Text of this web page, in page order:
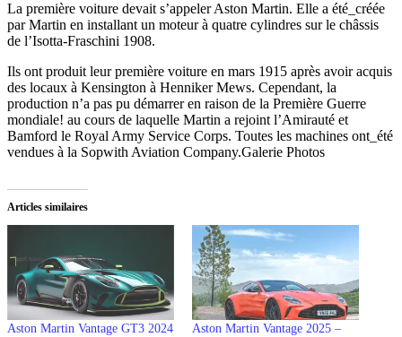
La première voiture devait s’appeler Aston Martin. Elle a été_créée
par Martin en installant un moteur à quatre cylindres sur le châssis
de l’Isotta-Fraschini 1908.
Ils ont produit leur première voiture en mars 1915 après avoir acquis
des locaux à Kensington à Henniker Mews. Cependant, la
production n’a pas pu démarrer en raison de la Première Guerre
mondiale! au cours de laquelle Martin a rejoint l’Amirauté et
Bamford le Royal Army Service Corps. Toutes les machines ont_été
vendues à la Sopwith Aviation Company.Galerie Photos
Articles similaires
Aston Martin Vantage GT3 2024
Aston Martin Vantage 2025 –